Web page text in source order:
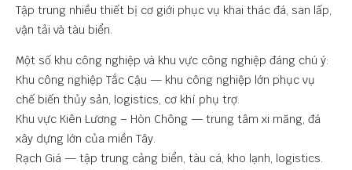
Tập trung nhiều thiết bị cơ giới phục vụ khai thác đá, san lấp,
vận tải và tàu biển.
Một số khu công nghiệp và khu vực công nghiệp đáng chú ý:
Khu công nghiệp Tắc Cậu — khu công nghiệp lớn phục vụ
chế biến thủy sản, logistics, cơ khí phụ trợ.
Khu vực Kiên Lương – Hòn Chông — trung tâm xi măng, đá
xây dựng lớn của miền Tây.
Rạch Giá — tập trung cảng biển, tàu cá, kho lạnh, logistics.